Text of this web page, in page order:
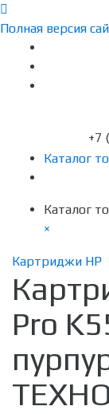
Полная версия
+7
Каталог
Каталог
×
Картриджи HP
Pro